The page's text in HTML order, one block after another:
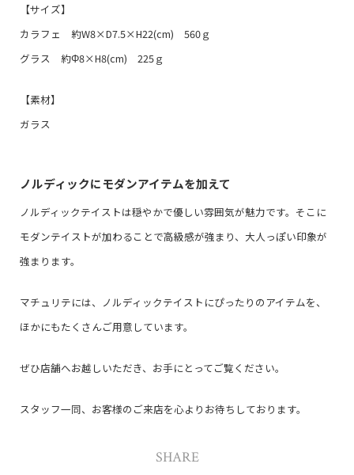
【サイズ】
カラフェ 約W8×D7.5×H22(cm) 560ｇ
グラス 約Φ8×H8(cm) 225ｇ
【素材】
ガラス
ノルディックにモダンアイテムを加えて
ノルディックテイストは穏やかで優しい雰囲気が魅力です。そこに
モダンテイストが加わることで高級感が強まり、大人っぽい印象が
強まります。
マチュリテには、ノルディックテイストにぴったりのアイテムを、
ほかにもたくさんご用意しています。
ぜひ店舗へお越しいただき、お手にとってご覧ください。
スタッフ一同、お客様のご来店を心よりお待ちしております。
SHARE